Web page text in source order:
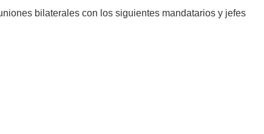
bilaterales con los siguientes mandatarios y jefes